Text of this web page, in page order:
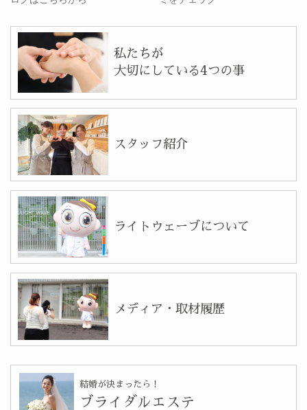
私たちが
大切にしている4つの事
スタッフ紹介
ライトウェーブについて
メディア・取材履歴
結婚が決まったら！
ブライダルエステ